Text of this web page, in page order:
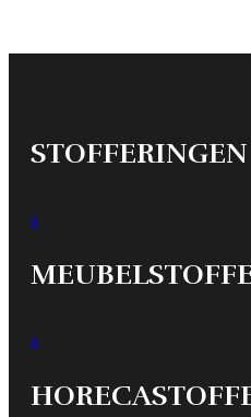
STOFFERINGEN
a
a